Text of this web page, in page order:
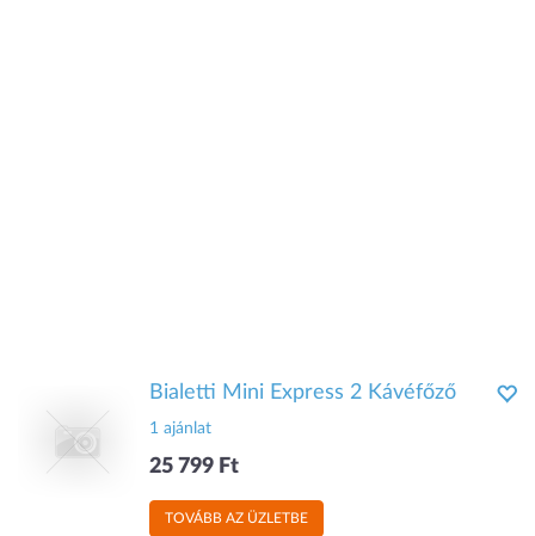
Bialetti Mini Express 2 Kávéfőző
1 ajánlat
25 799 Ft
TOVÁBB AZ ÜZLETBE